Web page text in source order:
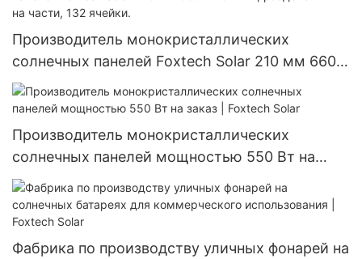
Производитель монокристаллических
солнечных панелей Foxtech Solar 210 мм 660
Вт 670 Вт, разделенных на части, 132 ячейки.
Производитель монокристаллических
солнечных панелей мощностью 550 Вт на
заказ | Foxtech Solar
Фабрика по производству уличных фонарей на